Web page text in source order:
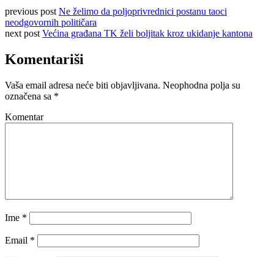
previous post Ne želimo da poljoprivrednici postanu taoci
neodgovornih političara
next post Većina građana TK želi boljitak kroz ukidanje kantona
Komentariši
Vaša email adresa neće biti objavljivana. Neophodna polja su
označena sa *
Komentar
Ime *
Email *